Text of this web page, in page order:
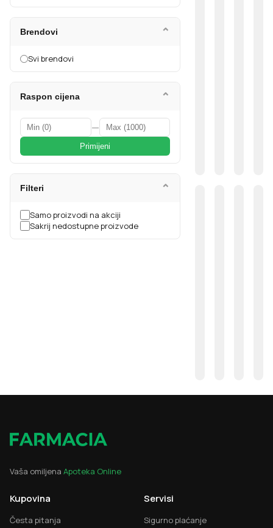
Brendovi ⌄
Svi brendovi
Raspon cijena ⌄
—
Primijeni
Filteri ⌄
Samo proizvodi na akciji
Sakrij nedostupne proizvode
Vaša omiljena Apoteka Online
Kupovina
Česta pitanja
Servisi
Sigurno plaćanje